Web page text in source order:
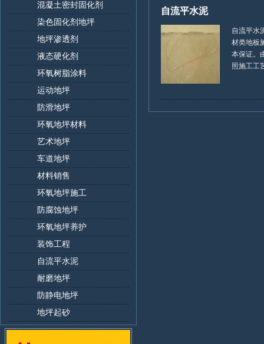
混凝土密封固化剂
染色固化剂地坪
地坪渗透剂
液态硬化剂
环氧树脂涂料
运动地坪
防滑地坪
环氧地坪材料
艺术地坪
车道地坪
材料销售
环氧地坪施工
防腐蚀地坪
环氧地坪养护
装饰工程
自流平水泥
耐磨地坪
防静电地坪
地坪起砂
自流平水泥
自流平水
材类地板
本保证。
照施工工